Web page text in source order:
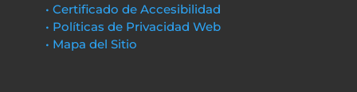
• Certificado de Accesibilidad
• Políticas de Privacidad Web
• Mapa del Sitio